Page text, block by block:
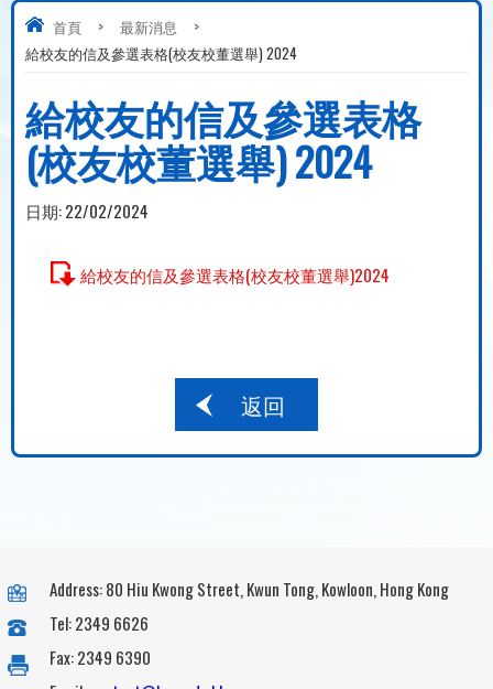
首頁 > 最新消息
>
給校友的信及參選表格(校友校董選舉) 2024
給校友的信及參選表格
(校友校董選舉) 2024
日期:22/02/2024
給校友的信及參選表格(校友校董選舉)2024
返回
Address: 80 Hiu Kwong Street, Kwun Tong, Kowloon, Hong Kong
Tel: 2349 6626
Fax: 2349 6390